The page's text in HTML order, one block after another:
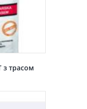
з трасом